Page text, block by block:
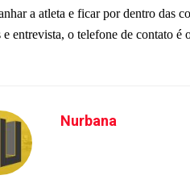
a atleta e ficar por dentro das
e entrevista, o telefone de contato
Nurbana